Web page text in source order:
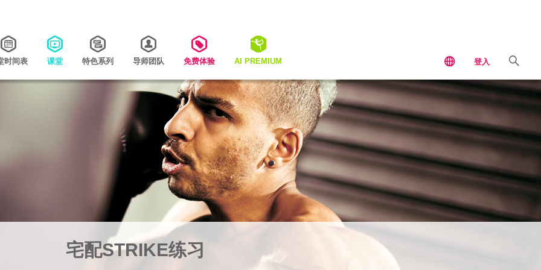
时间表 课堂 特色系列 导师团队 免费体验 AI PREMIUM 登入
宅配STRIKE练习